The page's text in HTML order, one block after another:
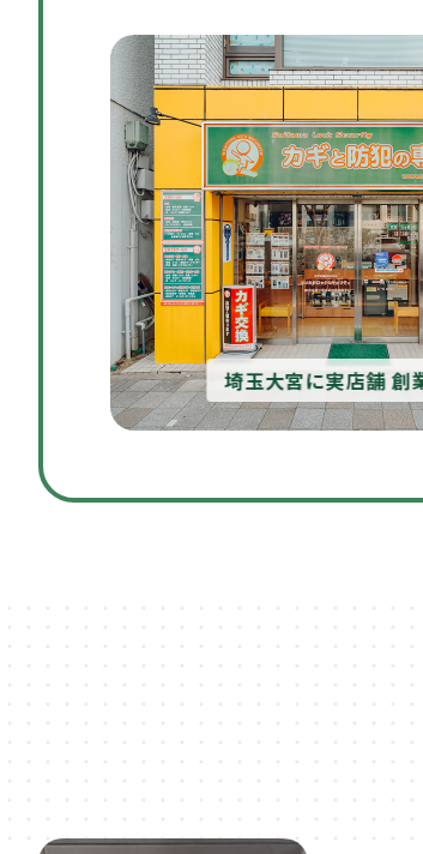
埼玉大宮に実店舗 創